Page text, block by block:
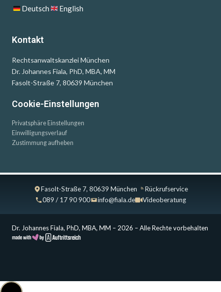
Deutsch English
Kontakt
Rechtsanwaltskanzlei München
Dr. Johannes Fiala, PhD, MBA, MM
Fasolt-Straße 7, 80639 München
Cookie-Einstellungen
Privatsphäre Einstellungen
Einwilligungsverlauf
Zustimmung aufheben
Fasolt-Straße 7, 80639 München
Rückrufservice
089 / 17 90 900
info@fiala.de Videoberatung
Dr. Johannes Fiala, PhD, MBA, MM – 2026 – Alle Rechte vorbehalten